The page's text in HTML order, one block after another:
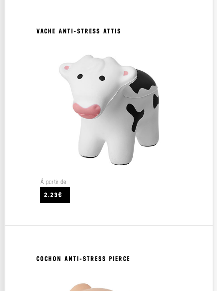
VACHE ANTI-STRESS ATTIS
À partir de
2.23€
COCHON ANTI-STRESS PIERCE